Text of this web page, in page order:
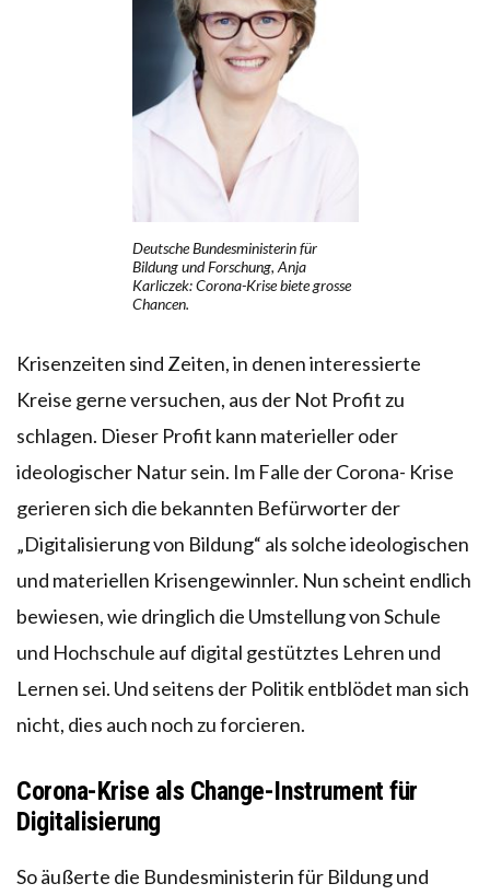
Deutsche Bundesministerin für
Bildung und Forschung, Anja
Karliczek: Corona-Krise biete grosse
Chancen.
Krisenzeiten sind Zeiten, in denen interessierte
Kreise gerne versuchen, aus der Not Profit zu
schlagen. Dieser Profit kann materieller oder
ideologischer Natur sein. Im Falle der Corona- Krise
gerieren sich die bekannten Befürworter der
„Digitalisierung von Bildung“ als solche ideologischen
und materiellen Krisengewinnler. Nun scheint endlich
bewiesen, wie dringlich die Umstellung von Schule
und Hochschule auf digital gestütztes Lehren und
Lernen sei. Und seitens der Politik entblödet man sich
nicht, dies auch noch zu forcieren.
Corona-Krise als Change-Instrument für
Digitalisierung
So äußerte die Bundesministerin für Bildung und